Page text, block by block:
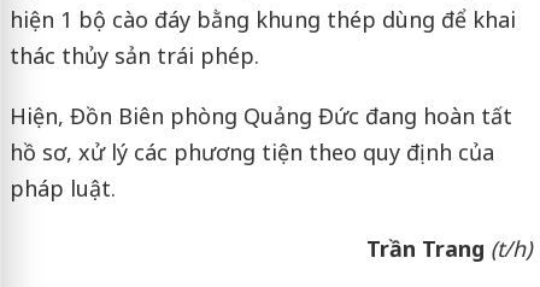
hiện 1 bộ cào đáy bằng khung thép dùng để khai
thác thủy sản trái phép.
Hiện, Đồn Biên phòng Quảng Đức đang hoàn tất
hồ sơ, xử lý các phương tiện theo quy định của
pháp luật.
Trần Trang (t/h)